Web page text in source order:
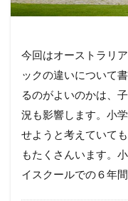
今回はオーストラリ
ックの違いについて
るのがよいのかは、
況も影響します。小
せようと考えていて
もたくさんいます。
イスクールでの６年